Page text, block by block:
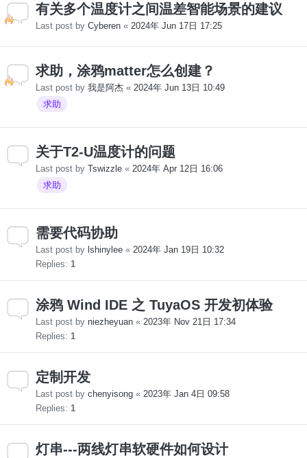
有关多个温度计之间温差智能场景的建议
Last post by Cyberen « 2024年 Jun 17日 17:25
求助，涂鸦matter怎么创建？
Last post by 我是阿杰 « 2024年 Jun 13日 10:49
求助
关于T2-U温度计的问题
Last post by Tswizzle « 2024年 Apr 12日 16:06
求助
需要代码协助
Last post by lshinylee « 2024年 Jan 19日 10:32
Replies: 1
涂鸦 Wind IDE 之 TuyaOS 开发初体验
Last post by niezheyuan « 2023年 Nov 21日 17:34
Replies: 1
定制开发
Last post by chenyisong « 2023年 Jan 4日 09:58
Replies: 1
灯串---两线灯串软硬件如何设计